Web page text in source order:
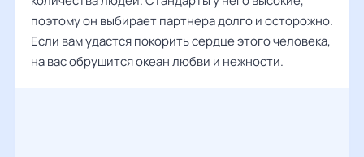
поэтому он выбирает партнера долго и осторожно.
Если вам удастся покорить сердце этого человека,
на вас обрушится океан любви и нежности.